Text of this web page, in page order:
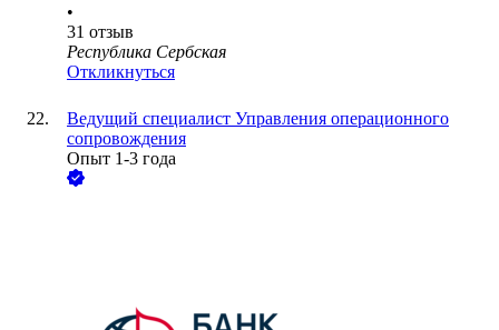
•
31 отзыв
Республика Сербская
Откликнуться
Ведущий специалист Управления операционного
сопровождения
Опыт 1-3 года